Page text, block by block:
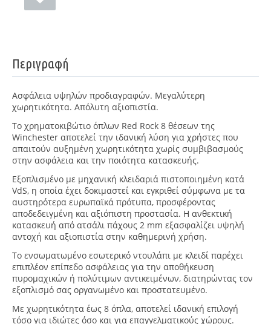
Περιγραφή
Ασφάλεια υψηλών προδιαγραφών. Μεγαλύτερη
χωρητικότητα. Απόλυτη αξιοπιστία.
Το χρηματοκιβώτιο όπλων Red Rock 8 θέσεων της
Winchester αποτελεί την ιδανική λύση για χρήστες που
απαιτούν αυξημένη χωρητικότητα χωρίς συμβιβασμούς
στην ασφάλεια και την ποιότητα κατασκευής.
Εξοπλισμένο με μηχανική κλειδαριά πιστοποιημένη κατά
VdS, η οποία έχει δοκιμαστεί και εγκριθεί σύμφωνα με τα
αυστηρότερα ευρωπαϊκά πρότυπα, προσφέροντας
αποδεδειγμένη και αξιόπιστη προστασία. Η ανθεκτική
κατασκευή από ατσάλι πάχους 2 mm εξασφαλίζει υψηλή
αντοχή και αξιοπιστία στην καθημερινή χρήση.
Το ενσωματωμένο εσωτερικό ντουλάπι με κλειδί παρέχει
επιπλέον επίπεδο ασφάλειας για την αποθήκευση
πυρομαχικών ή πολύτιμων αντικειμένων, διατηρώντας τον
εξοπλισμό σας οργανωμένο και προστατευμένο.
Με χωρητικότητα έως 8 όπλα, αποτελεί ιδανική επιλογή
τόσο για ιδιώτες όσο και για επαγγελματικούς χώρους.